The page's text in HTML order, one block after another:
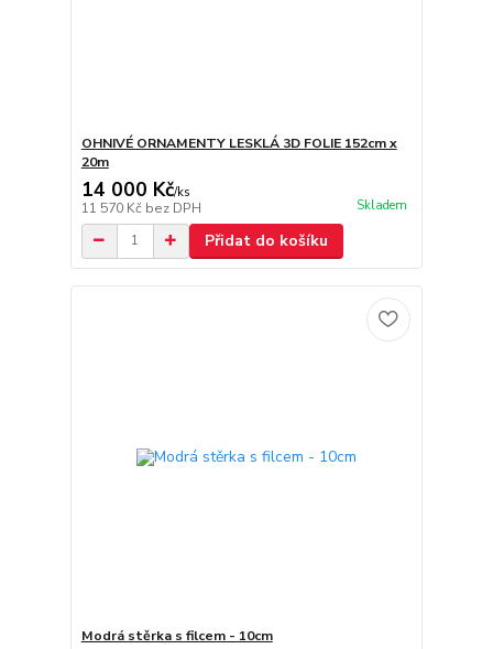
OHNIVÉ ORNAMENTY LESKLÁ 3D FOLIE 152cm x
20m
14 000 Kč/ks
11 570 Kč bez DPH Skladem
Přidat do košíku
Modrá stěrka s filcem - 10cm